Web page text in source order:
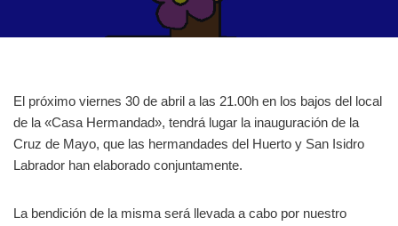
El próximo viernes 30 de abril a las 21.00h en los bajos del local
de la «Casa Hermandad», tendrá lugar la inauguración de la
Cruz de Mayo, que las hermandades del Huerto y San Isidro
Labrador han elaborado conjuntamente.
La bendición de la misma será llevada a cabo por nuestro